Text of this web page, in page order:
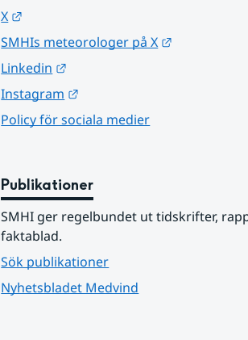
X
SMHIs meteorologer på X
Linkedin
Instagram
Policy för sociala medier
Publikationer
SMHI ger regelbundet ut tidskrifter,
faktablad.
Sök publikationer
Nyhetsbladet Medvind